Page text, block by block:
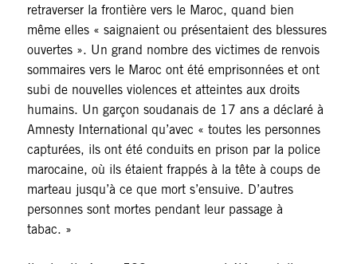
retraverser la frontière vers le Maroc, quand bien
même elles « saignaient ou présentaient des blessures
ouvertes ». Un grand nombre des victimes de renvois
sommaires vers le Maroc ont été emprisonnées et ont
subi de nouvelles violences et atteintes aux droits
humains. Un garçon soudanais de 17 ans a déclaré à
Amnesty International qu’avec « toutes les personnes
capturées, ils ont été conduits en prison par la police
marocaine, où ils étaient frappés à la tête à coups de
marteau jusqu’à ce que mort s’ensuive. D’autres
personnes sont mortes pendant leur passage à
tabac. »